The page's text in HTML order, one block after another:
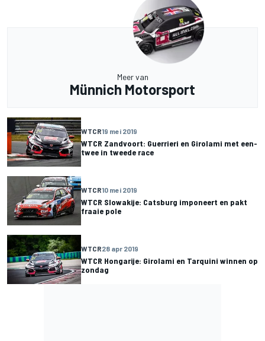
Meer van
Münnich Motorsport
WTCR19 mei 2019
WTCR Zandvoort: Guerrieri en Girolami met een-
twee in tweede race
WTCR10 mei 2019
WTCR Slowakije: Catsburg imponeert en pakt
fraaie pole
WTCR28 apr 2019
WTCR Hongarije: Girolami en Tarquini winnen op
zondag